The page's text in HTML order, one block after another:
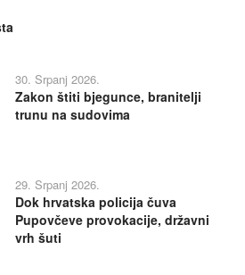
30. Srpanj 2026.
Zakon štiti bjegunce, branitelji
trunu na sudovima
29. Srpanj 2026.
Dok hrvatska policija čuva
Pupovčeve provokacije, državni
vrh šuti